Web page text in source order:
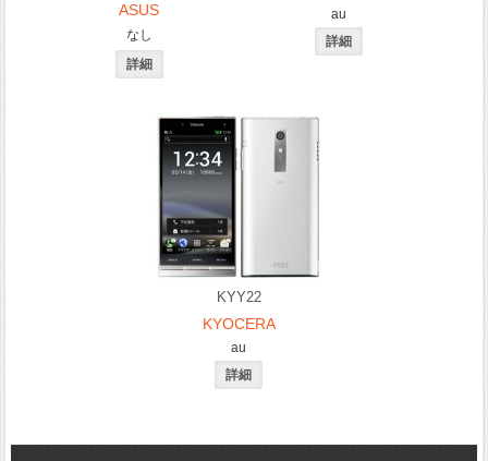
ASUS
なし
au
KYY22
KYOCERA
au